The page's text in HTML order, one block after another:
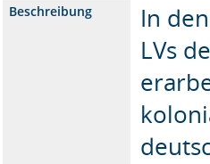
Beschreibung
In
LVs